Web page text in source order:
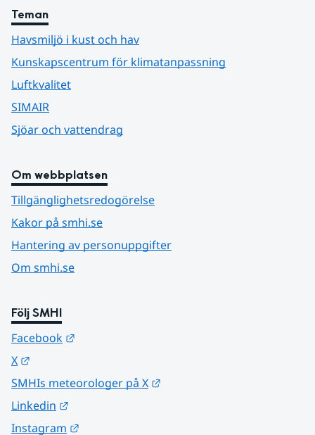
Teman
Havsmiljö i kust och hav
Kunskapscentrum för klimatanpassning
Luftkvalitet
SIMAIR
Sjöar och vattendrag
Om webbplatsen
Tillgänglighetsredogörelse
Kakor på smhi.se
Hantering av personuppgifter
Om smhi.se
Följ SMHI
Facebook
X
SMHIs meteorologer på X
Linkedin
Instagram